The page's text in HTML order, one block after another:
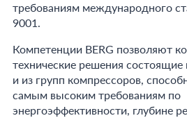
требованиям международного
9001.
Компетенции BERG позволяют
технические решения состоящие
и из групп компрессоров,
самым высоким требованиям по
энергоэффективности, глубине